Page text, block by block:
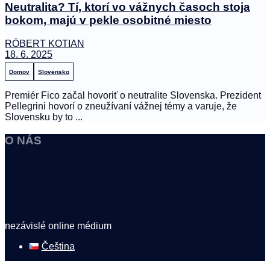
Neutralita? Tí, ktorí vo vážnych časoch stoja
bokom, majú v pekle osobitné miesto
RÓBERT KOTIAN
18. 6. 2025
Domov Slovensko
Premiér Fico začal hovoriť o neutralite Slovenska. Prezident
Pellegrini hovorí o zneužívaní vážnej témy a varuje, že
Slovensku by to ...
O NÁS
nezávislé online médium
Čeština